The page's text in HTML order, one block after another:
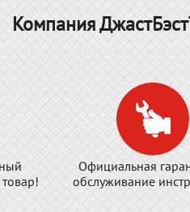
Компания
Официальная
обслуживание